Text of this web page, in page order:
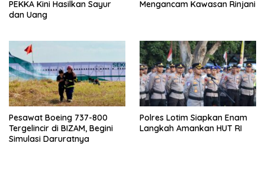
PEKKA Kini Hasilkan Sayur
dan Uang
Mengancam Kawasan Rinjani
Pesawat Boeing 737-800
Tergelincir di BIZAM, Begini
Simulasi Daruratnya
Polres Lotim Siapkan Enam
Langkah Amankan HUT RI